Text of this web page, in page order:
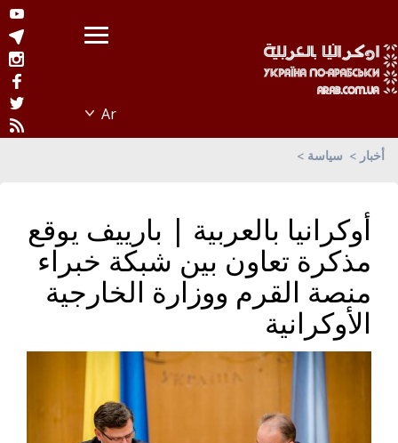
أخبار سياسة
أوكرانيا بالعربية | بارييف يوقع
مذكرة تعاون بين شبكة خبراء
منصة القرم ووزارة الخارجية
الأوكرانية